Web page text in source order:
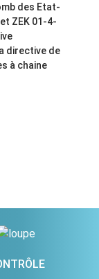
des Etat-
ZEK 01-4-
directive de
à chaine